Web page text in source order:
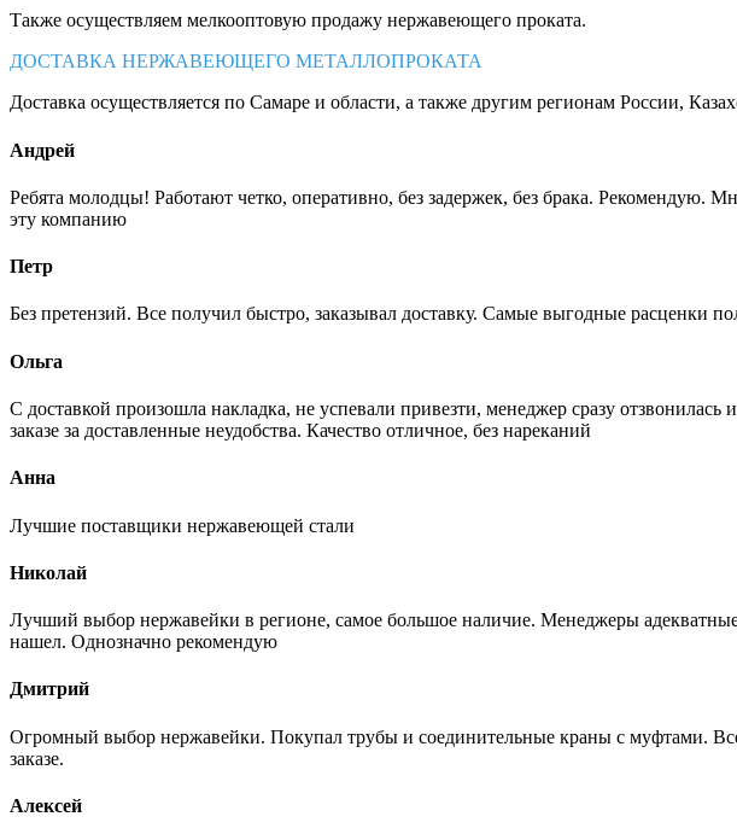
Также осуществляем мелкооптовую продажу нержавеющего проката.
ДОСТАВКА НЕРЖАВЕЮЩЕГО МЕТАЛЛОПРОКАТА
Доставка осуществляется по Самаре и области, а также другим регионам России,
Андрей
Ребята молодцы! Работают четко, оперативно, без задержек, без брака.
эту компанию
Петр
Без претензий. Все получил быстро, заказывал доставку. Самые выгодные расценки
Ольга
С доставкой произошла накладка, не успевали привезти, менеджер сразу
заказе за доставленные неудобства. Качество отличное, без нареканий
Анна
Лучшие поставщики нержавеющей стали
Николай
Лучший выбор нержавейки в регионе, самое большое наличие. Менеджеры
нашел. Однозначно рекомендую
Дмитрий
Огромный выбор нержавейки. Покупал трубы и соединительные краны с муфтами.
заказе.
Алексей